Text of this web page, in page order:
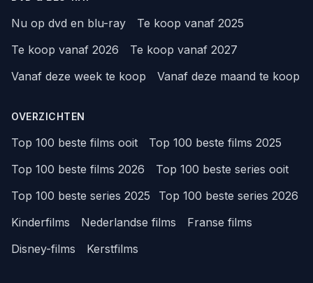
Nu op dvd en blu-ray
Te koop vanaf 2025
Te koop vanaf 2026
Te koop vanaf 2027
Vanaf deze week te koop
Vanaf deze maand te koop
OVERZICHTEN
Top 100 beste films ooit
Top 100 beste films 2025
Top 100 beste films 2026
Top 100 beste series ooit
Top 100 beste series 2025
Top 100 beste series 2026
Kinderfilms
Nederlandse films
Franse films
Disney-films
Kerstfilms